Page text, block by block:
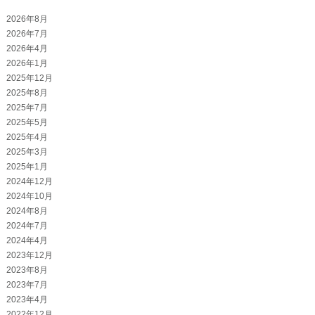
2026年8月
2026年7月
2026年4月
2026年1月
2025年12月
2025年8月
2025年7月
2025年5月
2025年4月
2025年3月
2025年1月
2024年12月
2024年10月
2024年8月
2024年7月
2024年4月
2023年12月
2023年8月
2023年7月
2023年4月